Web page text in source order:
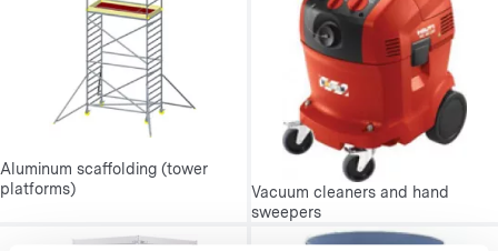
Aluminum scaffolding (tower
platforms)
Vacuum cleaners and hand
sweepers